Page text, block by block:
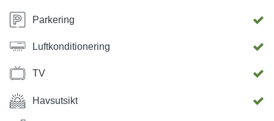
Parkering
Luftkonditionering
TV
Havsutsikt